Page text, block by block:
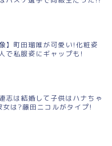
像】町田瑠唯が可愛い!化粧姿
で私服姿にギャップも!
志は結婚して子供はハナちゃ
女は?藤田ニコルがタイプ!